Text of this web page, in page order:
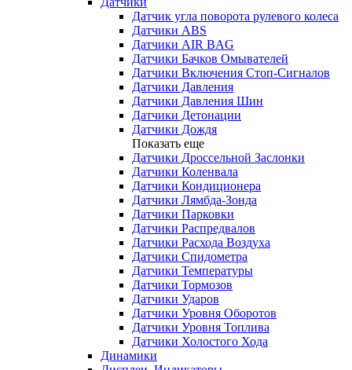
Датчик угла поворота рулевого колеса
Датчики ABS
Датчики AIR BAG
Датчики Бачков Омывателей
Датчики Включения Стоп-Сигналов
Датчики Давления
Датчики Давления Шин
Датчики Детонации
Датчики Дождя
Показать еще
Датчики Дроссельной Заслонки
Датчики Коленвала
Датчики Кондиционера
Датчики Лямбда-Зонда
Датчики Парковки
Датчики Распредвалов
Датчики Расхода Воздуха
Датчики Спидометра
Датчики Температуры
Датчики Тормозов
Датчики Ударов
Датчики Уровня Оборотов
Датчики Уровня Топлива
Датчики Холостого Хода
Динамики